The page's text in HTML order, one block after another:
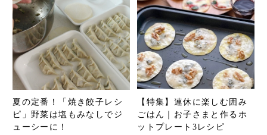
夏の定番！「焼き餃子レシ
ピ」野菜は塩もみなしでジ
ューシーに！
【特集】連休に楽しむ囲み
ごはん｜お子さまと作るホ
ットプレート3レシピ